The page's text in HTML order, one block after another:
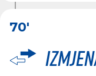
70'